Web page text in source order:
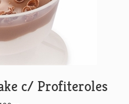
c/ Profiteroles